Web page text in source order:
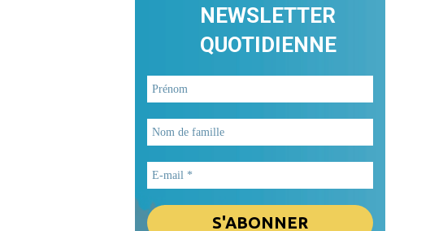
NEWSLETTER
QUOTIDIENNE